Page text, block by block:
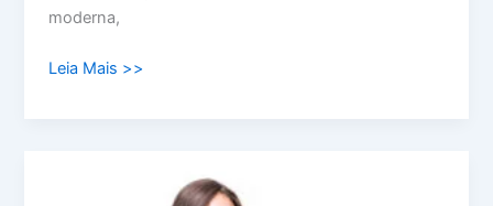
moderna,
Leia Mais >>